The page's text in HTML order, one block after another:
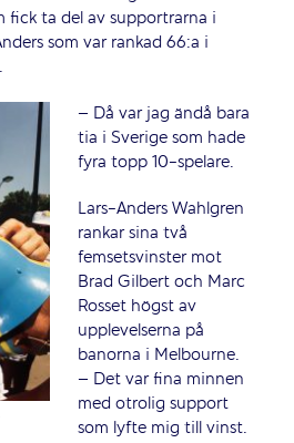
fick ta del av supportrarna i
som var rankad 66:a i
– Då var jag ändå bara
tia i Sverige som hade
fyra topp 10-spelare.
Lars-Anders Wahlgren
rankar sina två
femsetsvinster mot
Brad Gilbert och Marc
Rosset högst av
upplevelserna på
banorna i Melbourne.
– Det var fina minnen
med otrolig support
som lyfte mig till vinst.